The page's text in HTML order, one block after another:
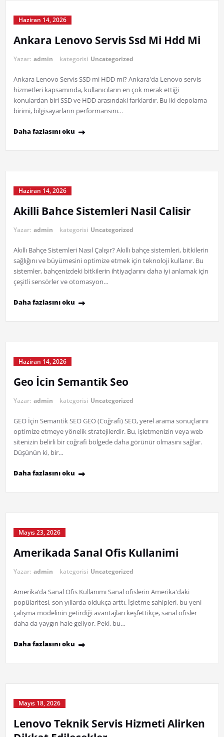
Haziran 14, 2026
Ankara Lenovo Servis Ssd Mi Hdd Mi
Yazar: admin kategorisi Uncategorized
Ankara Lenovo Servis SSD mi HDD mi? Ankara'da Lenovo servis
hizmetleri kapsamında, kullanıcıların en çok merak ettiği
konulardan biri SSD ve HDD arasındaki farklardır. Bu iki depolama
birimi, bilgisayarların performansını…
Daha fazlasını oku
Haziran 14, 2026
Akilli Bahce Sistemleri Nasil Calisir
Yazar: admin kategorisi Uncategorized
Akıllı Bahçe Sistemleri Nasıl Çalışır? Akıllı bahçe sistemleri, bitkilerin
sağlığını ve büyümesini optimize etmek için teknoloji kullanır. Bu
sistemler, bahçenizdeki bitkilerin ihtiyaçlarını daha iyi anlamak için
çeşitli sensörler ve otomasyon…
Daha fazlasını oku
Haziran 14, 2026
Geo İcin Semantik Seo
Yazar: admin kategorisi Uncategorized
GEO İçin Semantik SEO GEO (Coğrafi) SEO, yerel arama sonuçlarını
optimize etmeye yönelik stratejilerdir. Bu, işletmenizin veya web
sitenizin belirli bir coğrafi bölgede daha görünür olmasını sağlar.
Düşünün ki, bir…
Daha fazlasını oku
Mayıs 23, 2026
Amerikada Sanal Ofis Kullanimi
Yazar: admin kategorisi Uncategorized
Amerika’da Sanal Ofis Kullanımı Sanal ofislerin Amerika'daki
popülaritesi, son yıllarda oldukça arttı. İşletme sahipleri, bu yeni
çalışma modelinin getirdiği avantajları keşfettikçe, sanal ofisler
daha da yaygın hale geliyor. Peki, bu…
Daha fazlasını oku
Mayıs 18, 2026
Lenovo Teknik Servis Hizmeti Alirken